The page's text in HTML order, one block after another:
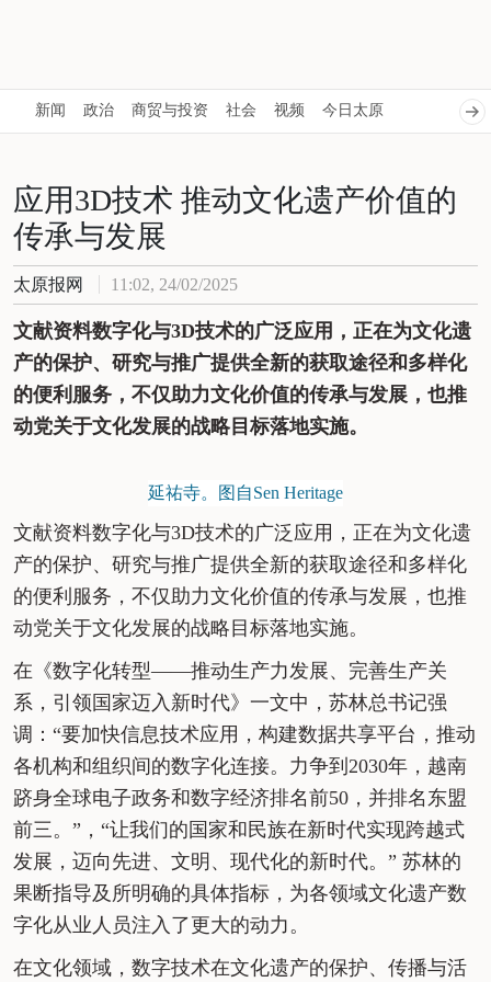
新闻 政治 商贸与投资 社会 视频 今日太原
应用3D技术 推动文化遗产价值的
传承与发展
太原报网 11:02, 24/02/2025
文献资料数字化与3D技术的广泛应用，正在为文化遗
产的保护、研究与推广提供全新的获取途径和多样化
的便利服务，不仅助力文化价值的传承与发展，也推
动党关于文化发展的战略目标落地实施。
延祐寺。图自Sen Heritage
文献资料数字化与3D技术的广泛应用，正在为文化遗
产的保护、研究与推广提供全新的获取途径和多样化
的便利服务，不仅助力文化价值的传承与发展，也推
动党关于文化发展的战略目标落地实施。
在《数字化转型——推动生产力发展、完善生产关
系，引领国家迈入新时代》一文中，苏林总书记强
调：“要加快信息技术应用，构建数据共享平台，推动
各机构和组织间的数字化连接。力争到2030年，越南
跻身全球电子政务和数字经济排名前50，并排名东盟
前三。”，“让我们的国家和民族在新时代实现跨越式
发展，迈向先进、文明、现代化的新时代。” 苏林的
果断指导及所明确的具体指标，为各领域文化遗产数
字化从业人员注入了更大的动力。
在文化领域，数字技术在文化遗产的保护、传播与活